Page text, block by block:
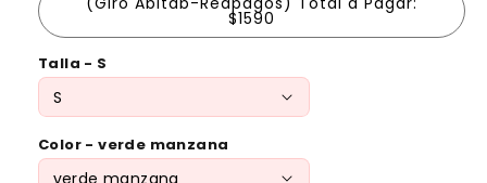
$1590
Talla - S
Color - verde manzana